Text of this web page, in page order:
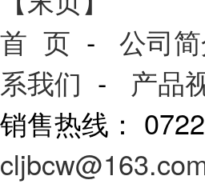
首 页 - 公司
系我们 - 产品
销售热线：